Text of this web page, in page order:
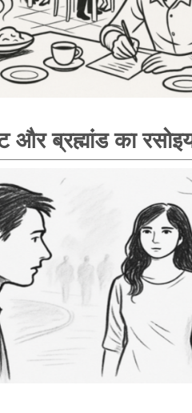
और ब्रह्मांड का